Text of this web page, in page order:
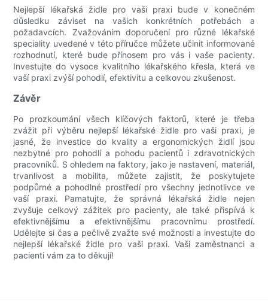
Nejlepší lékařská židle pro vaši praxi bude v konečném
důsledku záviset na vašich konkrétních potřebách a
požadavcích. Zvažováním doporučení pro různé lékařské
speciality uvedené v této příručce můžete učinit informované
rozhodnutí, které bude přínosem pro vás i vaše pacienty.
Investujte do vysoce kvalitního lékařského křesla, která ve
vaší praxi zvýší pohodlí, efektivitu a celkovou zkušenost.
Závěr
Po prozkoumání všech klíčových faktorů, které je třeba
zvážit při výběru nejlepší lékařské židle pro vaši praxi, je
jasné, že investice do kvality a ergonomických židlí jsou
nezbytné pro pohodlí a pohodu pacientů i zdravotnických
pracovníků. S ohledem na faktory, jako je nastavení, materiál,
trvanlivost a mobilita, můžete zajistit, že poskytujete
podpůrné a pohodlné prostředí pro všechny jednotlivce ve
vaší praxi. Pamatujte, že správná lékařská židle nejen
zvyšuje celkový zážitek pro pacienty, ale také přispívá k
efektivnějšímu a efektivnějšímu pracovnímu prostředí.
Udělejte si čas a pečlivě zvažte své možnosti a investujte do
nejlepší lékařské židle pro vaši praxi. Vaši zaměstnanci a
pacienti vám za to děkují!